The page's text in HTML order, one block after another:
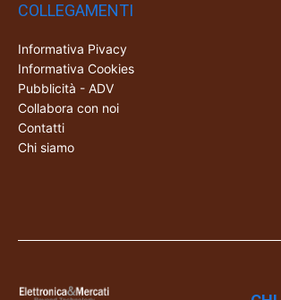
COLLEGAMENTI
Informativa Pivacy
Informativa Cookies
Pubblicità - ADV
Collabora con noi
Contatti
Chi siamo